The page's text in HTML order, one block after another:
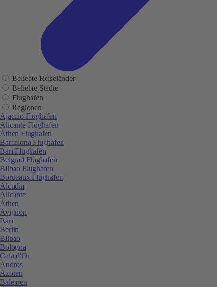
Beliebte Reiseländer
Beliebte Städte
Flughäfen
Regionen
Ajaccio Flughafen
Alicante Flughafen
Athen Flughafen
Barcelona Flughafen
Bari Flughafen
Belgrad Flughafen
Bilbao Flughafen
Bordeaux Flughafen
Alcudia
Alicante
Athen
Avignon
Bari
Berlin
Bilbao
Bologna
Cala d'Or
Andros
Azoren
Balearen